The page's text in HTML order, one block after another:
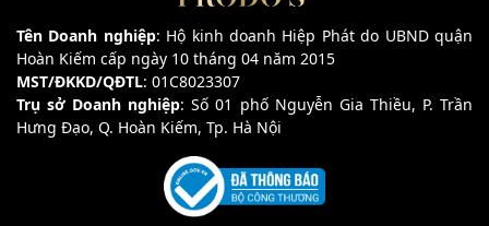
Tên Doanh nghiệp: Hộ kinh doanh Hiệp Phát do UBND quận
Hoàn Kiếm cấp ngày 10 tháng 04 năm 2015
MST/ĐKKD/QĐTL: 01C8023307
Trụ sở Doanh nghiệp: Số 01 phố Nguyễn Gia Thiều, P. Trần
Hưng Đạo, Q. Hoàn Kiếm, Tp. Hà Nội